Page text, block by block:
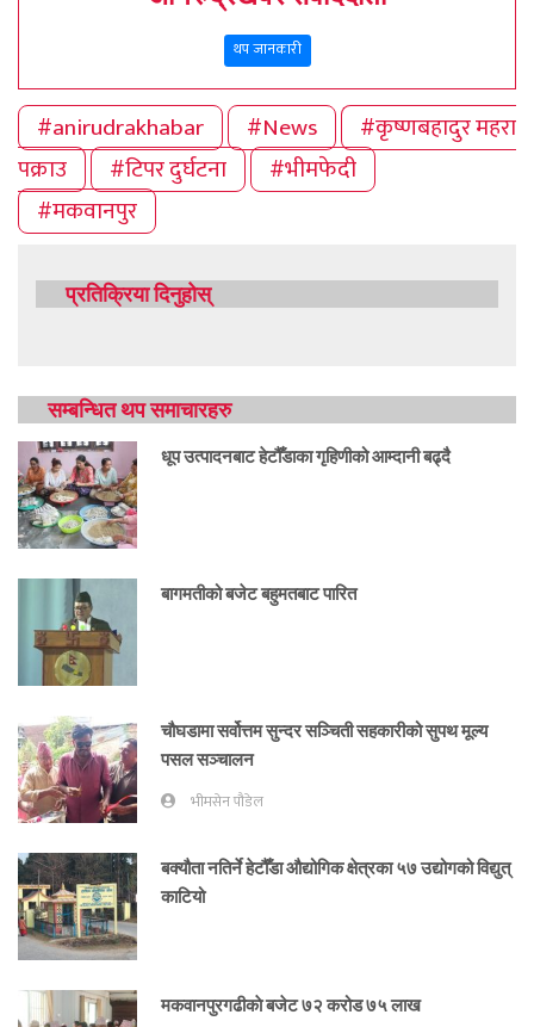
थप जानकारी
#anirudrakhabar #News
#कृष्णबहादुर महरा
पक्राउ
#टिपर दुर्घटना
#भीमफेदी
#मकवानपुर
प्रतिक्रिया दिनुहोस्
सम्बन्धित थप समाचारहरु
धूप उत्पादनबाट हेटौँडाका गृहिणीको आम्दानी बढ्दै
बागमतीको बजेट बहुमतबाट पारित
चौघडामा सर्वोत्तम सुन्दर सञ्चिती सहकारीको सुपथ मूल्य
पसल सञ्चालन
भीमसेन पौडेल
बक्यौता नतिर्ने हेटौँडा औद्योगिक क्षेत्रका ५७ उद्योगको विद्युत्
काटियो
मकवानपुरगढीकाे बजेट ७२ करोड ७५ लाख